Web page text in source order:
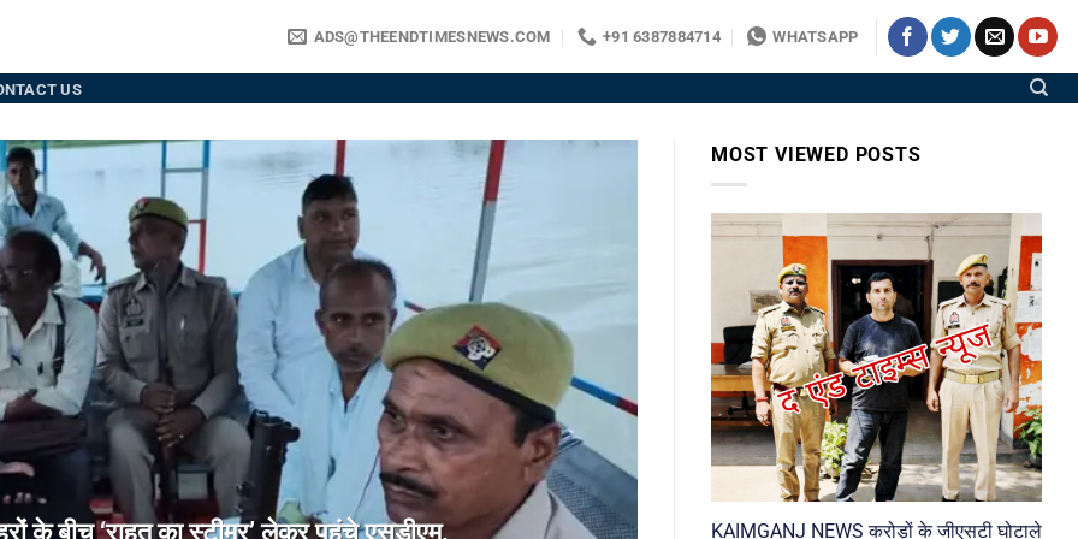
ADS@THEENDTIMESNEWS.COM +91 6387884714 WHATSAPP
US
के बीच ‘राहत का स्टीमर’ लेकर पहुंचे एसडीएम,
MOST VIEWED POSTS
KAIMGANJ NEWS करोड़ों के जीएसटी घोटाले